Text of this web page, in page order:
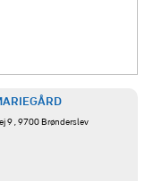
9 , 9700 Brønderslev